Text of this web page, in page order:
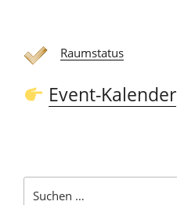
Raumstatus
Event-Kalender